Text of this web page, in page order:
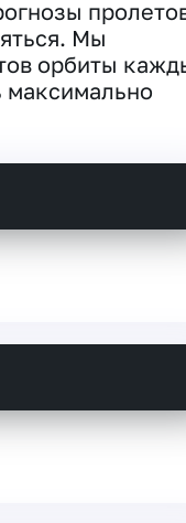
Мы
орбиты
максимально